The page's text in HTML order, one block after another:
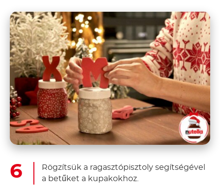
Rögzítsük a ragasztópisztoly segítségével
a betűket a kupakokhoz.